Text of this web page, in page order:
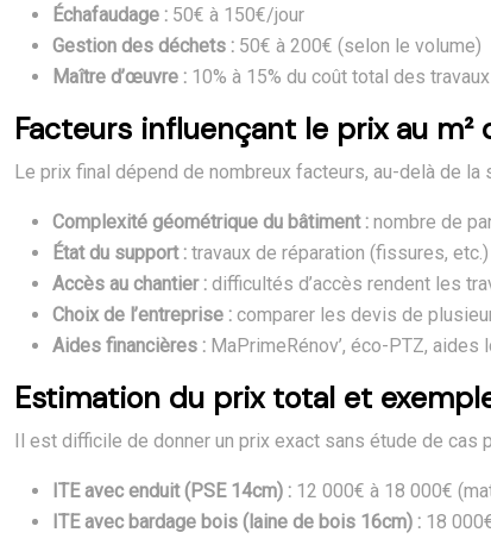
Échafaudage : 50€ à 150€/jour
Gestion des déchets : 50€ à 200€ (selon le volume)
Maître d’œuvre : 10% à 15% du coût total des travaux
Facteurs influençant le prix au m²
Le prix final dépend de nombreux facteurs, au-delà de la
Complexité géométrique du bâtiment : nombre de
État du support : travaux de réparation (fissures,
Accès au chantier : difficultés d’accès rendent les
Choix de l’entreprise : comparer les devis de
Aides financières : MaPrimeRénov’, éco-PTZ,
Estimation du prix total et
Il est difficile de donner un prix exact sans étude de cas
ITE avec enduit (PSE 14cm) : 12 000€ à 18 000€
ITE avec bardage bois (laine de bois 16cm) : 18